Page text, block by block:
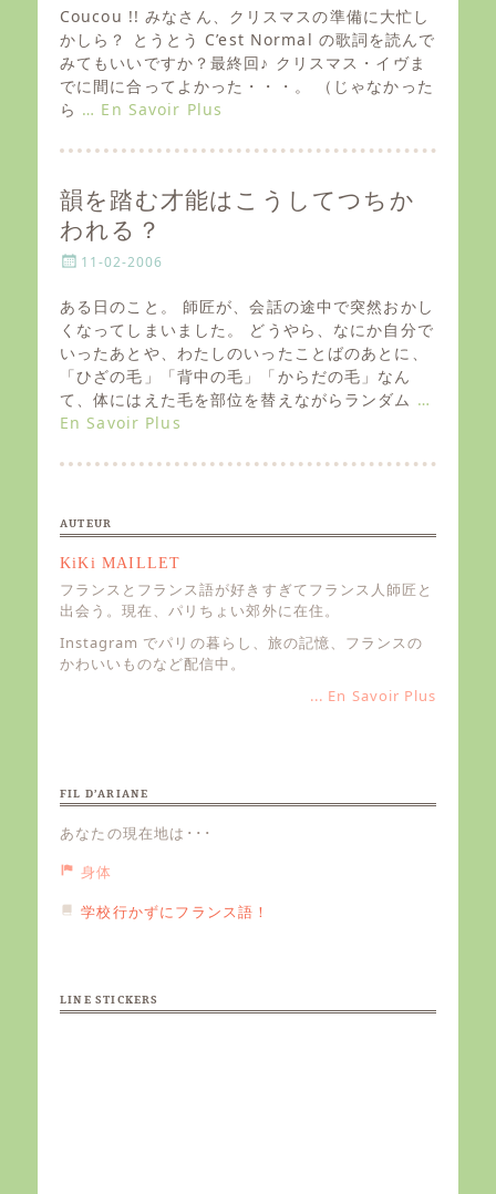
s
t
e
d
o
n
Coucou !! みなさん、クリスマスの準備に大忙し
かしら？ とうとう C’est Normal の歌詞を読んで
みてもいいですか？最終回♪ クリスマス・イヴま
でに間に合ってよかった・・・。 （じゃなかった
ら … En Savoir Plus
韻を踏む才能はこうしてつちか
われる？
P
s
t
e
d
n
11-02-2006
ある日のこと。 師匠が、会話の途中で突然おかし
くなってしまいました。 どうやら、なにか自分で
いったあとや、わたしのいったことばのあとに、
「ひざの毛」「背中の毛」「からだの毛」なん
て、体にはえた毛を部位を替えながらランダム …
En Savoir Plus
AUTEUR
KiKi MAILLET
フランスとフランス語が好きすぎてフランス人師匠と
出会う。現在、パリちょい郊外に在住。
Instagram でパリの暮らし、旅の記憶、フランスの
かわいいものなど配信中。
... En Savoir Plus
FIL D’ARIANE
あなたの現在地は･･･
身体
学校行かずにフランス語！
LINE STICKERS